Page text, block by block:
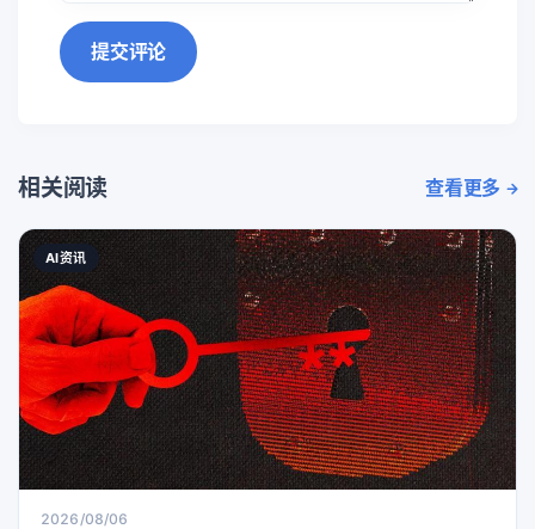
提交评论
相关阅读 查看更多
AI资讯
2026/08/06